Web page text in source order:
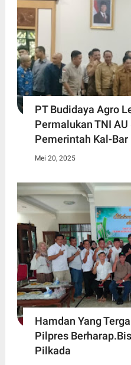
PT Budidaya Agro
Permalukan TNI
Pemerintah Kal-Bar
Mei 20, 2025
Hamdan Yang
Pilpres
Pilkada